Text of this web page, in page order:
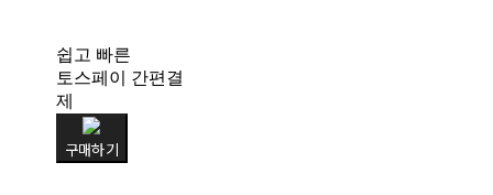
쉽고 빠른
토스페이 간편결
제
구매하기